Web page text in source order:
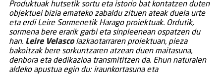
Produktuak hutsetik sortu eta istorio bat kontatzen duten
objektuei bizia emateko zabaldu zituen ateak duela urte
eta erdi Leire Sormenetik Harago proiektuak. Ordutik,
sormena bere erarik garbi eta sinpleenean ospatzen du
han. Leire Velascolazkaotarraren proiektuan, pieza
bakoitzak bere sorkuntzaren atzean duen maitasuna,
denbora eta dedikazioa transmititzen da. Ehun naturalen
aldeko apustua egin du: iraunkortasuna eta